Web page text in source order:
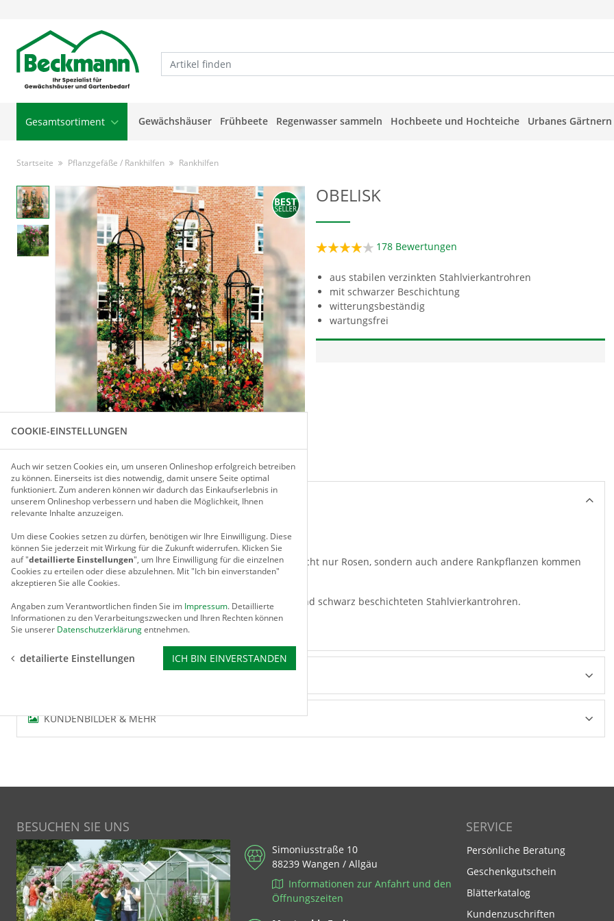
Gesamtsortiment Gewächshäuser Frühbeete Regenwasser sammeln Hochbeete und Hochteiche Urbanes Gärtnern
Startseite Pflanzgefäße / Rankhilfen Rankhilfen
Für größere Ansicht Maus über das Bild ziehen
OBELISK
178 Bewertungen
aus stabilen verzinkten Stahlvierkantrohren
mit schwarzer Beschichtung
witterungsbeständig
wartungsfrei
PRODUKTBESCHREIBUNG
OBELISK
Obelisken bringen eine orientalische Note in den Garten. Nicht nur Rosen, sondern auch andere Rankpflanzen kommen
hier wirkungsvoll zur Geltung.
Der Obelisk besteht aus stabilen verzinkten und anschließend schwarz beschichteten Stahlvierkantrohren.
Witterungsbeständig, wartungsfrei.
KUNDENBILDER & MEHR
BESUCHEN SIE UNS
Simoniusstraße 10
88239 Wangen / Allgäu
Informationen zur Anfahrt und den
Öffnungszeiten
SERVICE
Persönliche Beratung
Geschenkgutschein
Blätterkatalog
Kundenzuschriften
COOKIE-EINSTELLUNGEN
Auch wir setzen Cookies ein, um unseren Onlineshop erfolgreich betreiben
zu können. Einerseits ist dies notwendig, damit unsere Seite optimal
funktioniert. Zum anderen können wir dadurch das Einkaufserlebnis in
unserem Onlineshop verbessern und haben die Möglichkeit, Ihnen
relevante Inhalte anzuzeigen.
Um diese Cookies setzen zu dürfen, benötigen wir Ihre Einwilligung. Diese
können Sie jederzeit mit Wirkung für die Zukunft widerrufen. Klicken Sie
auf "detaillierte Einstellungen", um Ihre Einwilligung für die einzelnen
Cookies zu erteilen oder diese abzulehnen. Mit "Ich bin einverstanden"
akzeptieren Sie alle Cookies.
Angaben zum Verantwortlichen finden Sie im Impressum. Detaillierte
Informationen zu den Verarbeitungszwecken und Ihren Rechten können
Sie unserer Datenschutzerklärung entnehmen.
detailierte Einstellungen ICH BIN EINVERSTANDEN